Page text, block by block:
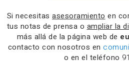
Si necesitas asesoramiento en
tus notas de prensa o ampliar la
más allá de la página web de
contacto con nosotros en
o en el teléfono